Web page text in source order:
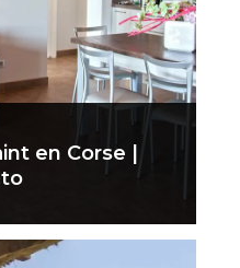
en Corse |